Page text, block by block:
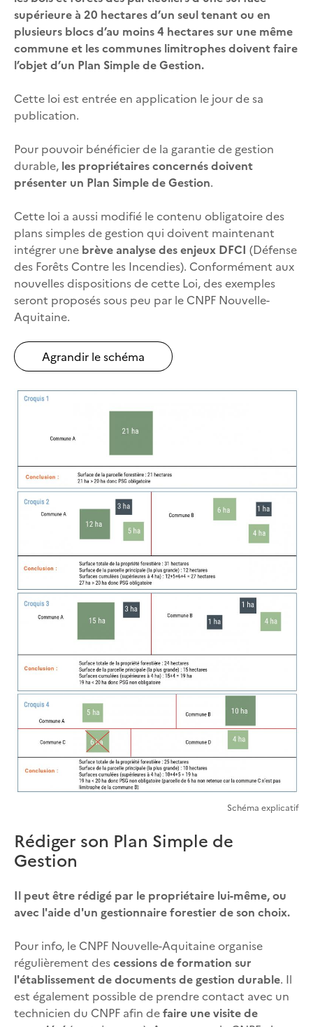
supérieure à 20 hectares d’un seul tenant ou en
plusieurs blocs d’au moins 4 hectares sur une même
commune et les communes limitrophes doivent faire
l’objet d’un Plan Simple de Gestion.
Cette loi est entrée en application le jour de sa
publication.
Pour pouvoir bénéficier de la garantie de gestion
durable, les propriétaires concernés doivent
présenter un Plan Simple de Gestion.
Cette loi a aussi modifié le contenu obligatoire des
plans simples de gestion qui doivent maintenant
intégrer une brève analyse des enjeux DFCI (Défense
des Forêts Contre les Incendies). Conformément aux
nouvelles dispositions de cette Loi, des exemples
seront proposés sous peu par le CNPF Nouvelle-
Aquitaine.
Agrandir le schéma
Schéma explicatif
Rédiger son Plan Simple de
Gestion
Il peut être rédigé par le propriétaire lui-même, ou
avec l'aide d'un gestionnaire forestier de son choix.
Pour info, le CNPF Nouvelle-Aquitaine organise
régulièrement descessions de formation sur
l'établissement de documents de gestion durable. Il
est également possible de prendre contact avec un
technicien du CNPF afin defaire une visite de